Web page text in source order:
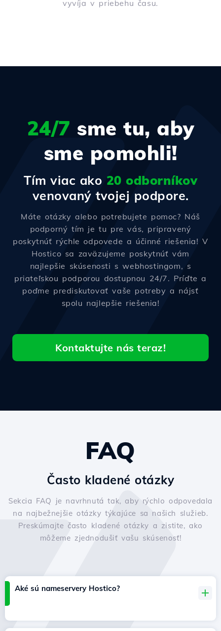
vyvíja v priebehu času.
24/7 sme tu, aby
sme pomohli!
Tím viac ako 20 odborníkov
venovaný tvojej podpore.
Máte otázky alebo potrebujete pomoc? Náš
podporný tím je tu pre vás, pripravený
poskytnúť rýchle odpovede a účinné riešenia! V
Hostico sa zaväzujeme poskytnúť vám
najlepšie skúsenosti s webhostingom, s
priateľskou podporou dostupnou 24/7. Príďte a
poďme prediskutovať vaše potreby a nájsť
spolu najlepšie riešenia!
Kontaktujte nás teraz!
FAQ
Často kladené otázky
Sekcia FAQ je navrhnutá tak, aby rýchlo odpovedala
na najbežnejšie otázky týkajúce sa našich služieb.
Preskúmajte často kladené otázky a zistite, ako
môžeme zjednodušiť vašu skúsenosť!
Aké sú nameservery Hostico?